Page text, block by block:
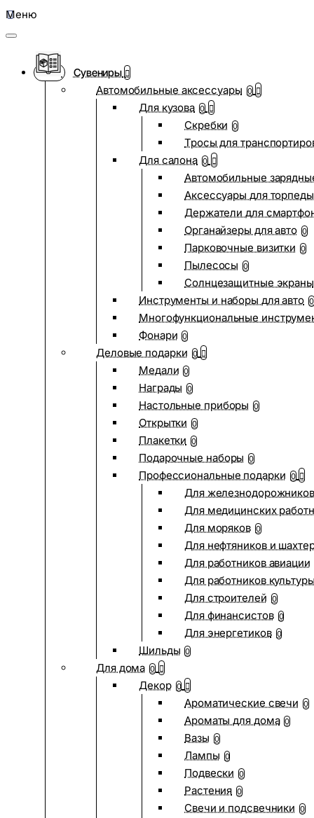
Меню
Сувениры
Автомобильные аксессуары 0
Для кузова 0
Скребки 0
Тросы для
Для салона 0
Автомобильные
Аксессуары для
Держатели для
Органайзеры для авто 0
Парковочные визитки 0
Пылесосы 0
Солнцезащитные экраны
Инструменты и наборы для авто 0
Многофункциональные
Фонари 0
Деловые подарки 0
Медали 0
Награды 0
Настольные приборы 0
Открытки 0
Плакетки 0
Подарочные наборы 0
Профессиональные подарки 0
Для железнодорожников
Для медицинских
Для моряков 0
Для нефтяников и
Для работников авиации
Для работников
Для строителей 0
Для финансистов 0
Для энергетиков 0
Шильды 0
Для дома 0
Декор 0
Ароматические свечи 0
Ароматы для дома 0
Вазы 0
Лампы 0
Подвески 0
Растения 0
Свечи и подсвечники 0